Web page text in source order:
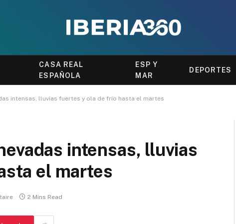
CASA REAL
ESPAÑOLA
ESP Y
MAR
DEPORTES
intensas, lluvias fuertes y ola de frío hasta el martes
intensas, lluvias
el martes
2 Mins Read